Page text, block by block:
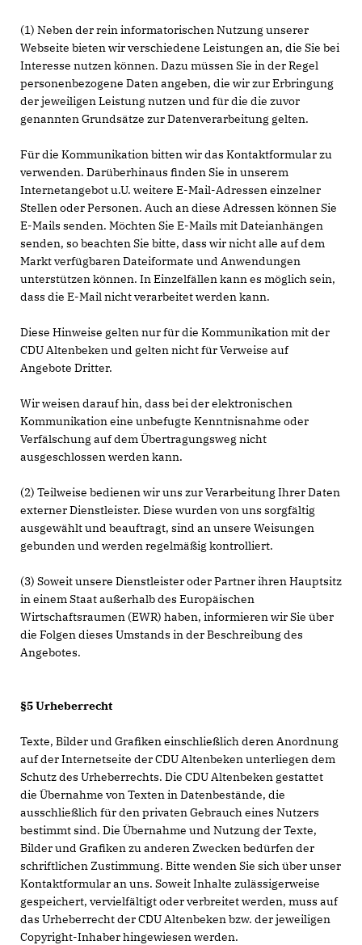
(1) Neben der rein informatorischen Nutzung unserer
Webseite bieten wir verschiedene Leistungen an, die Sie bei
Interesse nutzen können. Dazu müssen Sie in der Regel
personenbezogene Daten angeben, die wir zur Erbringung
der jeweiligen Leistung nutzen und für die die zuvor
genannten Grundsätze zur Datenverarbeitung gelten.
Für die Kommunikation bitten wir das Kontaktformular zu
verwenden. Darüberhinaus finden Sie in unserem
Internetangebot u.U. weitere E-Mail-Adressen einzelner
Stellen oder Personen. Auch an diese Adressen können Sie
E-Mails senden. Möchten Sie E-Mails mit Dateianhängen
senden, so beachten Sie bitte, dass wir nicht alle auf dem
Markt verfügbaren Dateiformate und Anwendungen
unterstützen können. In Einzelfällen kann es möglich sein,
dass die E-Mail nicht verarbeitet werden kann.
Diese Hinweise gelten nur für die Kommunikation mit der
CDU Altenbeken und gelten nicht für Verweise auf
Angebote Dritter.
Wir weisen darauf hin, dass bei der elektronischen
Kommunikation eine unbefugte Kenntnisnahme oder
Verfälschung auf dem Übertragungsweg nicht
ausgeschlossen werden kann.
(2) Teilweise bedienen wir uns zur Verarbeitung Ihrer Daten
externer Dienstleister. Diese wurden von uns sorgfältig
ausgewählt und beauftragt, sind an unsere Weisungen
gebunden und werden regelmäßig kontrolliert.
(3) Soweit unsere Dienstleister oder Partner ihren Hauptsitz
in einem Staat außerhalb des Europäischen
Wirtschaftsraumen (EWR) haben, informieren wir Sie über
die Folgen dieses Umstands in der Beschreibung des
Angebotes.
§5 Urheberrecht
Texte, Bilder und Grafiken einschließlich deren Anordnung
auf der Internetseite der CDU Altenbeken unterliegen dem
Schutz des Urheberrechts. Die CDU Altenbeken gestattet
die Übernahme von Texten in Datenbestände, die
ausschließlich für den privaten Gebrauch eines Nutzers
bestimmt sind. Die Übernahme und Nutzung der Texte,
Bilder und Grafiken zu anderen Zwecken bedürfen der
schriftlichen Zustimmung. Bitte wenden Sie sich über unser
Kontaktformular an uns. Soweit Inhalte zulässigerweise
gespeichert, vervielfältigt oder verbreitet werden, muss auf
das Urheberrecht der CDU Altenbeken bzw. der jeweiligen
Copyright-Inhaber hingewiesen werden.